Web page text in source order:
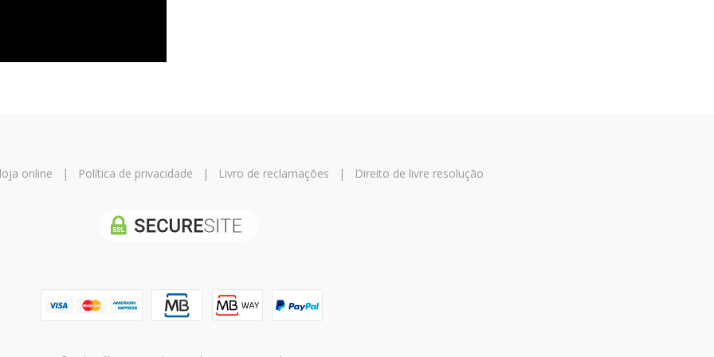
online | Política de privacidade | Livro de reclamações | Direito de livre resolução